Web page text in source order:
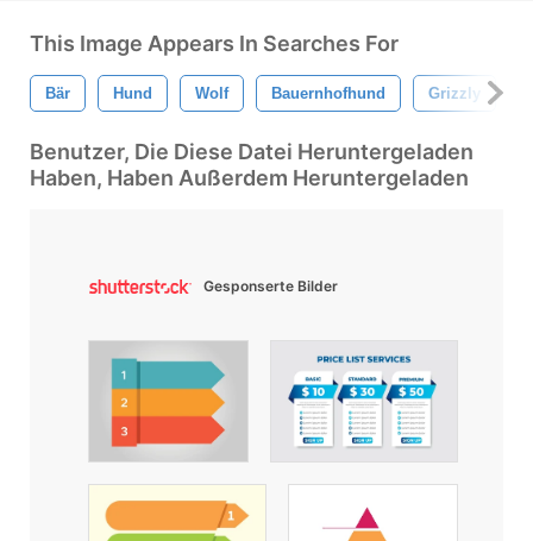
This Image Appears In Searches For
Bär Hund Wolf Bauernhofhund Grizzly
Benutzer, Die Diese Datei Heruntergeladen
Haben, Haben Außerdem Heruntergeladen
Gesponserte Bilder